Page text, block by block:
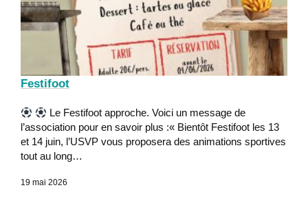
Festifoot
Le Festifoot approche. Voici un message de
l’association pour en savoir plus :« Bientôt Festifoot les 13
et 14 juin, l’USVP vous proposera des animations sportives
tout au long…
19 mai 2026